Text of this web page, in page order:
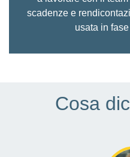
scadenze e
usata in
Cosa